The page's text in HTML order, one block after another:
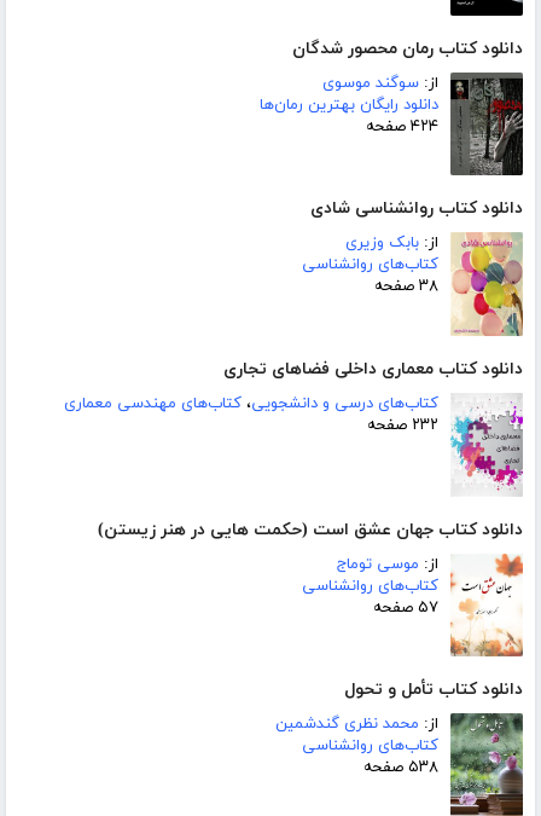
دانلود کتاب رمان محصور شدگان
از: سوگند موسوی
دانلود رایگان بهترین رمان‌ها
۴۲۴ صفحه
دانلود کتاب روانشناسی شادی
از: بابک وزیری
کتاب‌های روانشناسی
۳۸ صفحه
دانلود کتاب معماری داخلی فضاهای تجاری
کتاب‌های درسی و دانشجویی، کتاب‌های مهندسی معماری
۲۳۲ صفحه
دانلود کتاب جهان عشق است (حکمت هایی در هنر زیستن)
از: موسی توماج
کتاب‌های روانشناسی
۵۷ صفحه
دانلود کتاب تأمل و تحول
از: محمد نظری گندشمین
کتاب‌های روانشناسی
۵۳۸ صفحه